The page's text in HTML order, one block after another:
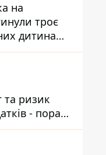
на
троє
дитина
та ризик
- поради